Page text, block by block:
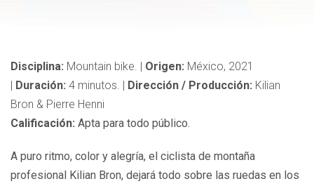
Disciplina: Mountain bike. | Origen: México, 2021
| Duración: 4 minutos. | Dirección / Producción: Kilian
Bron & Pierre Henni
Calificación: Apta para todo público.
A puro ritmo, color y alegría, el ciclista de montaña
profesional Kilian Bron, dejará todo sobre las ruedas en los